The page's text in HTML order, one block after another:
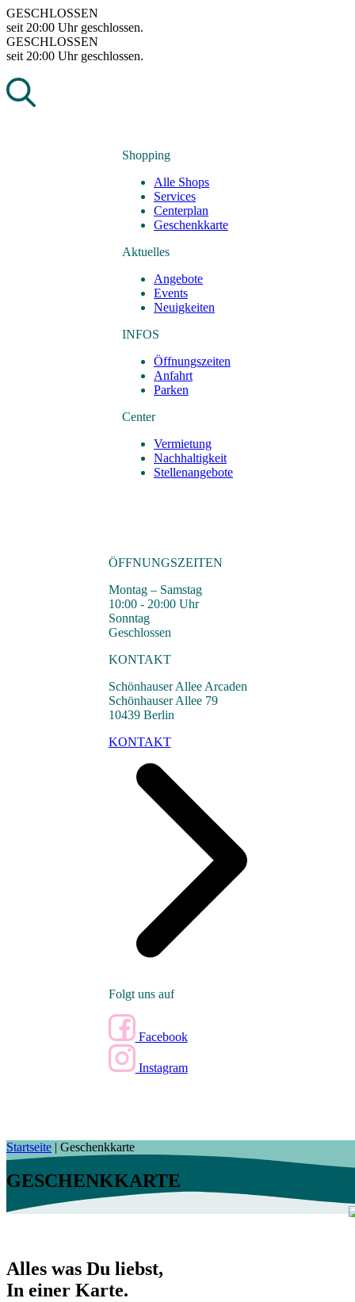
Skip
to
content
GESCHLOSSEN
seit 20:00 Uhr geschlossen.
GESCHLOSSEN
seit 20:00 Uhr geschlossen.
Shopping
Alle Shops
Services
Centerplan
Geschenkkarte
Aktuelles
Angebote
Events
Neuigkeiten
INFOS
Öffnungszeiten
Anfahrt
Parken
Center
Vermietung
Nachhaltigkeit
Stellenangebote
ÖFFNUNGSZEITEN
Montag – Samstag
10:00 - 20:00 Uhr
Sonntag
Geschlossen
KONTAKT
Schönhauser Allee Arcaden
Schönhauser Allee 79
10439 Berlin
KONTAKT
Folgt uns auf
Facebook
Instagram
Startseite | Geschenkkarte
GESCHENKKARTE
Alles was Du liebst,
In einer Karte.